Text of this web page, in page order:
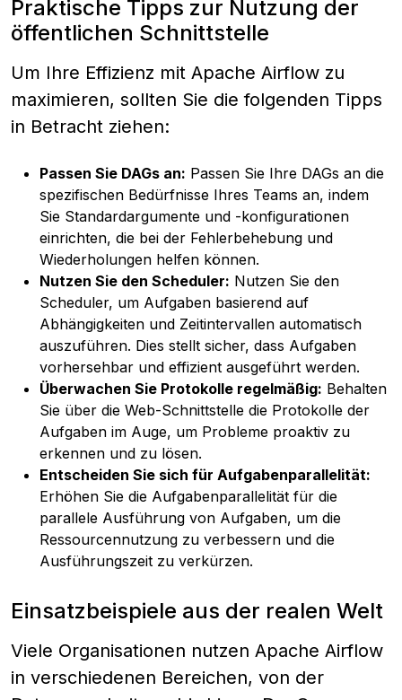
Praktische Tipps zur Nutzung der
öffentlichen Schnittstelle
Um Ihre Effizienz mit Apache Airflow zu
maximieren, sollten Sie die folgenden Tipps
in Betracht ziehen:
Passen Sie DAGs an: Passen Sie Ihre DAGs an die
spezifischen Bedürfnisse Ihres Teams an, indem
Sie Standardargumente und -konfigurationen
einrichten, die bei der Fehlerbehebung und
Wiederholungen helfen können.
Nutzen Sie den Scheduler: Nutzen Sie den
Scheduler, um Aufgaben basierend auf
Abhängigkeiten und Zeitintervallen automatisch
auszuführen. Dies stellt sicher, dass Aufgaben
vorhersehbar und effizient ausgeführt werden.
Überwachen Sie Protokolle regelmäßig: Behalten
Sie über die Web-Schnittstelle die Protokolle der
Aufgaben im Auge, um Probleme proaktiv zu
erkennen und zu lösen.
Entscheiden Sie sich für Aufgabenparallelität:
Erhöhen Sie die Aufgabenparallelität für die
parallele Ausführung von Aufgaben, um die
Ressourcennutzung zu verbessern und die
Ausführungszeit zu verkürzen.
Einsatzbeispiele aus der realen Welt
Viele Organisationen nutzen Apache Airflow
in verschiedenen Bereichen, von der